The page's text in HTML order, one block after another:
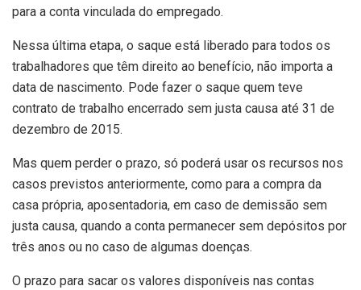
para a conta vinculada do empregado.
Nessa última etapa, o saque está liberado para todos os
trabalhadores que têm direito ao benefício, não importa a
data de nascimento. Pode fazer o saque quem teve
contrato de trabalho encerrado sem justa causa até 31 de
dezembro de 2015.
Mas quem perder o prazo, só poderá usar os recursos nos
casos previstos anteriormente, como para a compra da
casa própria, aposentadoria, em caso de demissão sem
justa causa, quando a conta permanecer sem depósitos por
três anos ou no caso de algumas doenças.
O prazo para sacar os valores disponíveis nas contas